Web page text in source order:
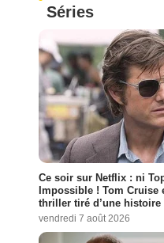
Séries
Ce soir sur Netflix : ni
Impossible ! Tom
thriller tiré d’une histoire
vendredi 7 août 2026